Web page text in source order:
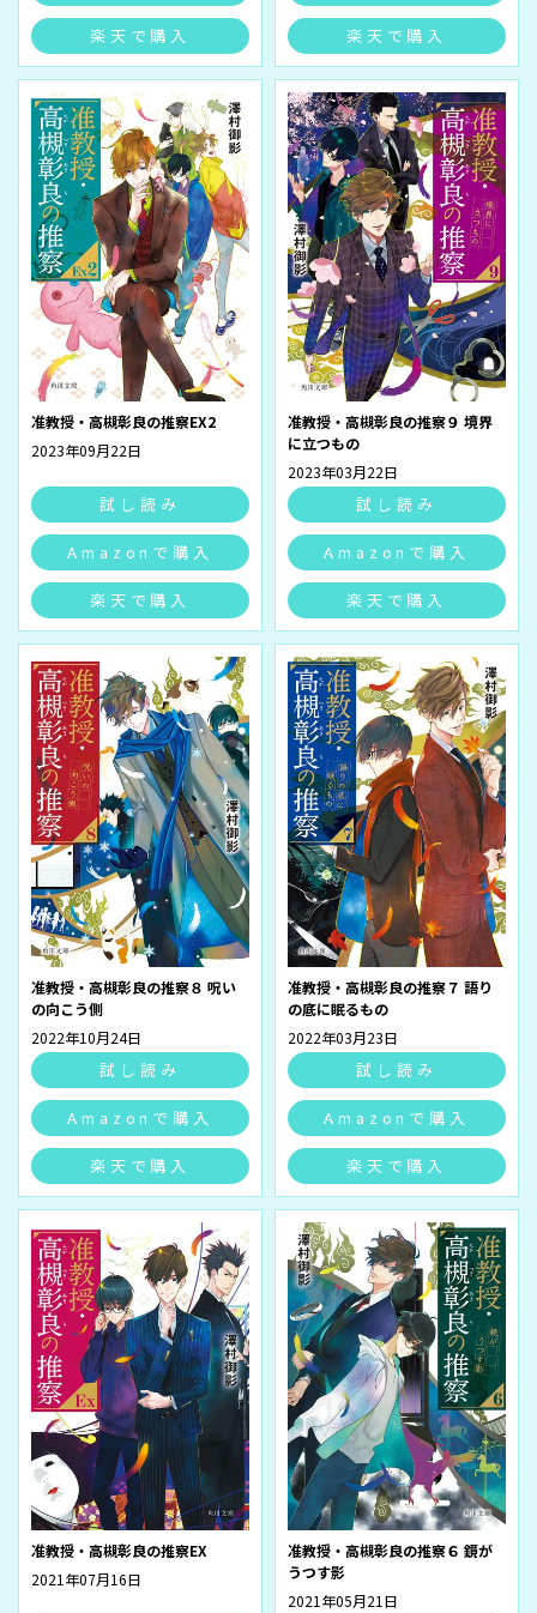
楽天で購入 楽天で購入
准教授・高槻彰良の推察EX2
2023年09月22日
試し読み
Amazonで購入
楽天で購入
准教授・高槻彰良の推察９ 境界
に立つもの
2023年03月22日
試し読み
Amazonで購入
楽天で購入
准教授・高槻彰良の推察８ 呪い
の向こう側
2022年10月24日
試し読み
Amazonで購入
楽天で購入
准教授・高槻彰良の推察７ 語り
の底に眠るもの
2022年03月23日
試し読み
Amazonで購入
楽天で購入
准教授・高槻彰良の推察EX
2021年07月16日
准教授・高槻彰良の推察６ 鏡が
うつす影
2021年05月21日